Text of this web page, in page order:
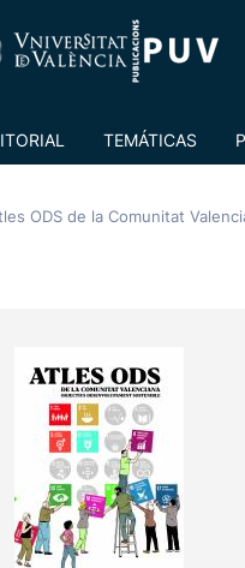
TEMÁTICAS
ODS de la Comunitat